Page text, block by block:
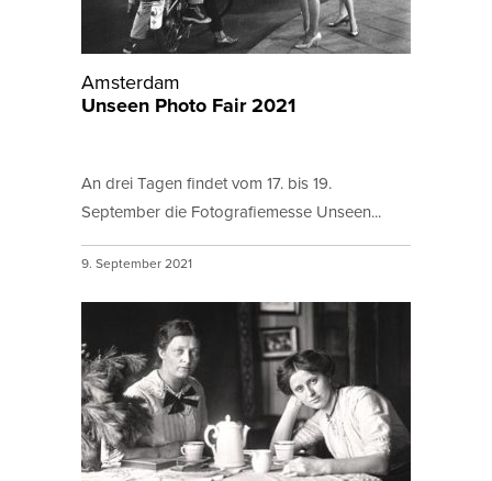
Amsterdam
Unseen Photo Fair 2021
An drei Tagen findet vom 17. bis 19.
September die Fotografiemesse Unseen...
9. September 2021